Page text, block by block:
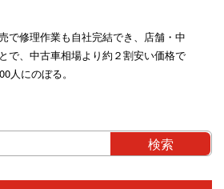
で修理作業も自社完結でき、店舗・中
で、中古車相場より約２割安い価格で
人にのぼる。